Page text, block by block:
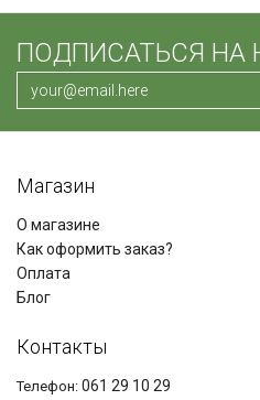
ПОДПИСАТЬСЯ НА
Магазин
О магазине
Как оформить заказ?
Оплата
Блог
Контакты
Телефон: 061 29 10 29